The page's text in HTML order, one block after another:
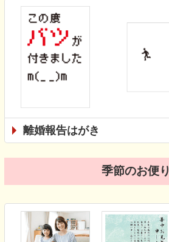
離婚報告はがき
季節のお便り